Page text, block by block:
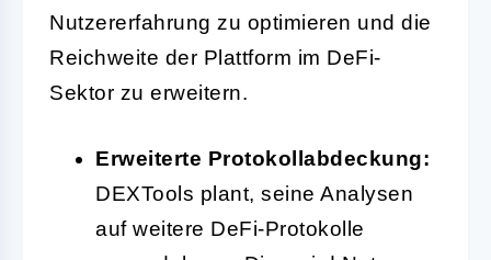
Nutzererfahrung zu optimieren und die
Reichweite der Plattform im DeFi-
Sektor zu erweitern.
Erweiterte Protokollabdeckung:
DEXTools plant, seine Analysen
auf weitere DeFi-Protokolle